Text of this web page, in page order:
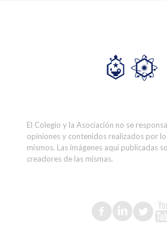
El Colegio y la Asociación no se
opiniones y contenidos realizados por
mismos. Las imágenes aquí publicadas
creadores de las mismas.